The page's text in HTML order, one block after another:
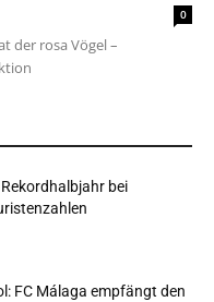
0
der rosa Vögel –
bei
FC Málaga empfängt den